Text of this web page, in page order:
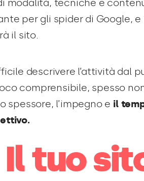
modalità, tecniche e
per gli spider di Google,
il sito.
descrivere l’attività dal
comprensibile, spesso
spessore, l’impegno e il
Il tuo